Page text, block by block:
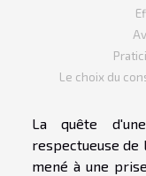
Le choix du
La quête
respectueuse
mené à une